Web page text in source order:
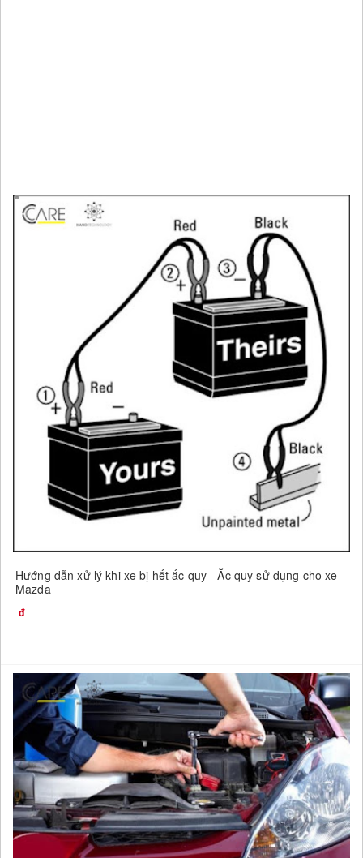
Hướng dẫn xử lý khi xe bị hết ắc quy - Ắc quy sử dụng cho xe
Mazda